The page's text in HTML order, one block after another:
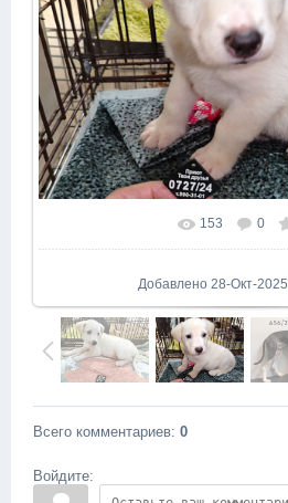
153 0
Добавлено 28-Окт-2025
Всего комментариев: 0
Войдите: